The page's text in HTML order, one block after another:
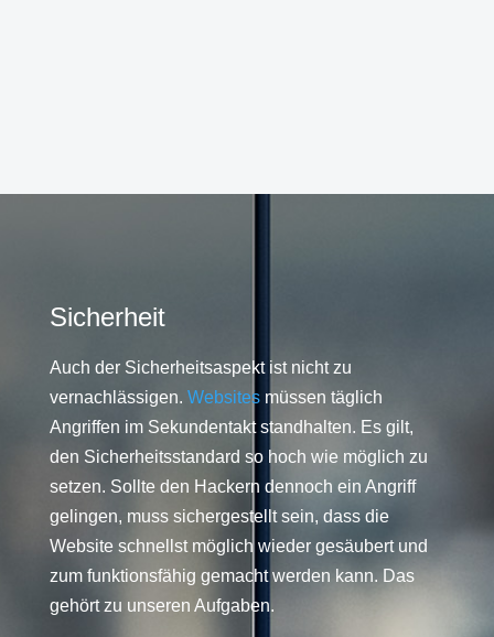
Sicherheit
Auch der Sicherheitsaspekt ist nicht zu
vernachlässigen. Websitesmüssen täglich
Angriffen im Sekundentakt standhalten. Es gilt,
den Sicherheitsstandard so hoch wie möglich zu
setzen. Sollte den Hackern dennoch ein Angriff
gelingen, muss sichergestellt sein, dass die
Website schnellst möglich wieder gesäubert und
zum funktionsfähig gemacht werden kann. Das
gehört zu unseren Aufgaben.